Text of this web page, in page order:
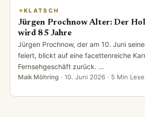
KLATSCH
Jürgen Prochnow Alter: Der
wird 85 Jahre
Jürgen Prochnow, der am 10. Juni
feiert, blickt auf eine facettenreiche
Fernsehgeschäft zurück. …
Maik Möhring · 10. Juni 2026 · 5 Min